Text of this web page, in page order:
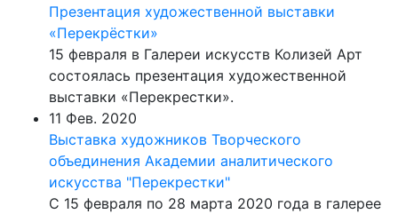
Презентация художественной выставки
«Перекрёстки»
15 февраля в Галереи искусств Колизей Арт
состоялась презентация художественной
выставки «Перекрестки».
11 Фев. 2020
Выставка художников Творческого
объединения Академии аналитического
искусства "Перекрестки"
С 15 февраля по 28 марта 2020 года в галерее